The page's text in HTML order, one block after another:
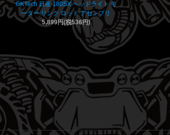
GKTech 日産 180SX ヘッドライト モ
ーター リンク ロッド アセンブリ
5,899円(税536円)